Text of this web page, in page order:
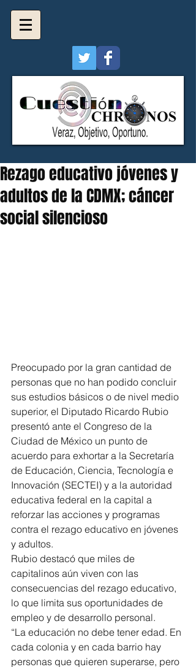
Rezago educativo jóvenes y
adultos de la CDMX; cáncer
social silencioso
Preocupado por la gran cantidad de
personas que no han podido concluir
sus estudios básicos o de nivel medio
superior, el Diputado Ricardo Rubio
presentó ante el Congreso de la
Ciudad de México un punto de
acuerdo para exhortar a la Secretaría
de Educación, Ciencia, Tecnología e
Innovación (SECTEI) y a la autoridad
educativa federal en la capital a
reforzar las acciones y programas
contra el rezago educativo en jóvenes
y adultos.
Rubio destacó que miles de
capitalinos aún viven con las
consecuencias del rezago educativo,
lo que limita sus oportunidades de
empleo y de desarrollo personal.
“La educación no debe tener edad. En
cada colonia y en cada barrio hay
personas que quieren superarse, pero